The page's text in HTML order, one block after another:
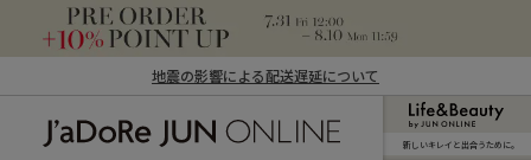
地震の影響による配送遅延について
新しいキレイと出合うために。